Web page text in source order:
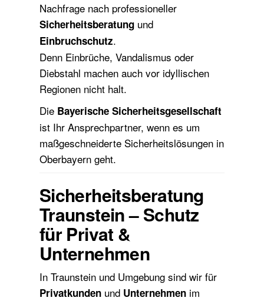
Nachfrage nach professioneller
Sicherheitsberatungund
Einbruchschutz.
Denn Einbrüche, Vandalismus oder
Diebstahl machen auch vor idyllischen
Regionen nicht halt.
Die Bayerische Sicherheitsgesellschaft
ist Ihr Ansprechpartner, wenn es um
maßgeschneiderte Sicherheitslösungen in
Oberbayern geht.
Sicherheitsberatung
Traunstein – Schutz
für Privat &
Unternehmen
In Traunstein und Umgebung sind wir für
Privatkundenund Unternehmenim